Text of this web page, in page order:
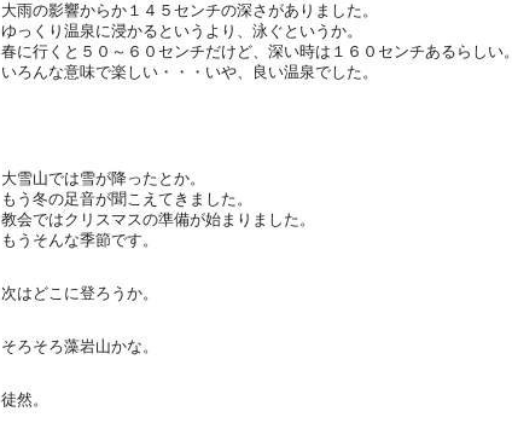
大雨の影響からか１４５センチの深さがありました。
ゆっくり温泉に浸かるというより、泳ぐというか。
春に行くと５０～６０センチだけど、深い時は１６０センチあるらしい。
いろんな意味で楽しい・・・いや、良い温泉でした。
大雪山では雪が降ったとか。
もう冬の足音が聞こえてきました。
教会ではクリスマスの準備が始まりました。
もうそんな季節です。
次はどこに登ろうか。
そろそろ藻岩山かな。
徒然。